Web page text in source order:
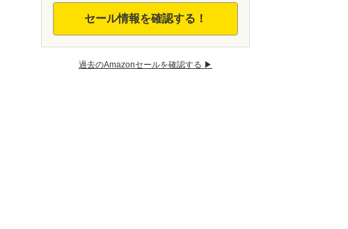
セール情報を確認する！
過去のAmazonセールを確認する ▶︎